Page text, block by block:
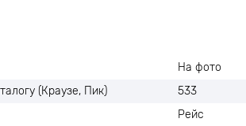
На фото
(Краузе, Пик)
533
Рейс